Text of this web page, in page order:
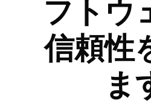
フトウ
信頼性
ま